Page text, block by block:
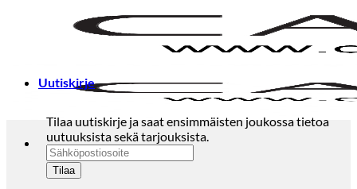
Uutiskirje
Tilaa uutiskirje ja saat ensimmäisten joukossa tietoa
uutuuksista sekä tarjouksista.